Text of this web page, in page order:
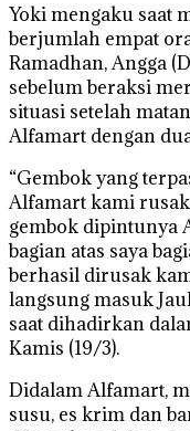
Yoki mengaku saat
berjumlah empat
Ramadhan, Angga
sebelum beraksi
situasi setelah
Alfamart dengan
“Gembok yang
Alfamart kami
gembok dipintunya
bagian atas saya
berhasil dirusak
langsung masuk
saat dihadirkan
Kamis (19/3).
Didalam Alfamart,
susu, es krim dan